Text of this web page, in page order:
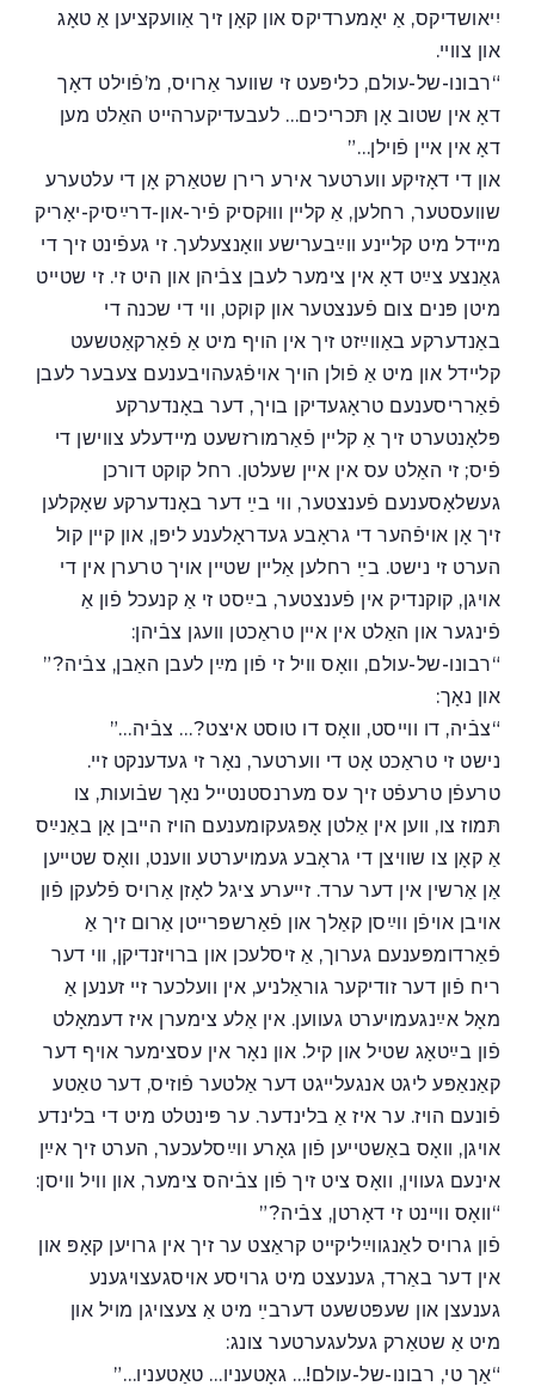
יִיאושדיקס, אַ יאָמערדיקס און קאָן זיך אַוועקציען אַ טאָג
און צווײ.
“רבונו-של-עולם, כליפּעט זי שווער אַרויס, מ’פֿוילט דאָך
דאָ אין שטוב אָן תּכריכים… לעבעדיקערהײט האַלט מען
דאָ אין אײן פֿוילן…”
און די דאָזיקע ווערטער אירע רירן שטאַרק אָן די עלטערע
שוועסטער, רחלען, אַ קלײן וווּקסיק פֿיר-און-דרײַסיק-יאָריק
מײדל מיט קלײנע ווײַבערישע וואָנצעלעך. זי געפֿינט זיך די
גאַנצע צײַט דאָ אין צימער לעבן צבֿיהן און היט זי. זי שטייט
מיטן פּנים צום פֿענצטער און קוקט, ווי די שכנה די
באַנדערקע באַווײַזט זיך אין הויף מיט אַ פֿאַרקאַטשעט
קלײדל און מיט אַ פֿולן הויך אויפֿגעהויבענעם צעבער לעבן
פֿאַרריסענעם טראָגעדיקן בויך, דער באָנדערקע
פּלאָנטערט זיך אַ קלײן פֿאַרמורזשעט מײדעלע צווישן די
פֿיס; זי האַלט עס אין אײן שעלטן. רחל קוקט דורכן
געשלאָסענעם פֿענצטער, ווי בײַ דער באָנדערקע שאָקלען
זיך אָן אויפֿהער די גראָבע געדראָלענע ליפּן, און קײן קול
הערט זי נישט. בײַ רחלען אַלײן שטײן אויך טרערן אין די
אויגן, קוקנדיק אין פֿענצטער, בײַסט זי אַ קנעכל פֿון אַ
פֿינגער און האַלט אין אײן טראַכטן וועגן צבֿיהן:
“רבונו-של-עולם, וואָס וויל זי פֿון מײַן לעבן האַבן, צבֿיה?”
און נאָך:
“צבֿיה, דו ווײסט, וואָס דו טוסט איצט?… צבֿיה…”
נישט זי טראַכט אָט די ווערטער, נאָר זי געדענקט זײ.
טרעפֿן טרעפֿט זיך עס מערנסטנטייל נאָך שבֿועות, צו
תּמוז צו, ווען אין אַלטן אָפּגעקומענעם הויז הײבן אָן באַנײַס
אַ קאָן צו שוויצן די גראָבע געמויערטע ווענט, וואָס שטײען
אַן אַרשין אין דער ערד. זײערע ציגל לאָזן אַרויס פֿלעקן פֿון
אויבן אויפֿן ווײַסן קאַלך און פֿאַרשפּרײטן אַרום זיך אַ
פֿאַרדומפּענעם גערוך, אַ זיסלעכן און ברויזנדיקן, ווי דער
ריח פֿון דער זודיקער גוראַלניע, אין וועלכער זײ זענען אַ
מאָל אײַנגעמויערט געווען. אין אַלע צימערן איז דעמאָלט
פֿון בײַטאָג שטיל און קיל. און נאָר אין עסצימער אויף דער
קאַנאַפּע ליגט אנגעלײגט דער אַלטער פֿוזיס, דער טאַטע
פֿונעם הויז. ער איז אַ בלינדער. ער פּינטלט מיט די בלינדע
אויגן, וואָס באַשטייען פֿון גאָרע ווײַסלעכער, הערט זיך אײַן
אינעם געווין, וואָס ציט זיך פֿון צבֿיהס צימער, און וויל וויסן:
“וואָס ווײנט זי דאָרטן, צבֿיה?”
פֿון גרויס לאַנגווײַליקײט קראַצט ער זיך אין גרויען קאָפּ און
אין דער באַרד, גענעצט מיט גרויסע אויסגעצויגענע
גענעצן און שעפּטשעט דערבײַ מיט אַ צעצויגן מויל און
מיט אַ שטאַרק געלעגערטער צונג:
“אַך טי, רבונו-של-עולם!… גאָטעניו… טאַטעניו…”